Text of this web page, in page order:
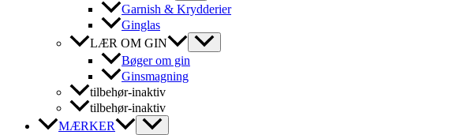
Garnish & Krydderier
Ginglas
LÆR OM GIN
Bøger om gin
Ginsmagning
tilbehør-inaktiv
tilbehør-inaktiv
MÆRKER